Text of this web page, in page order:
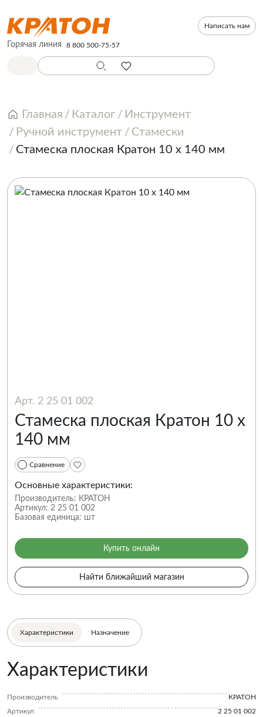
Написать нам
Горячая линия 8 800 500-75-57
Главная Каталог
Инструмент
Ручной инструмент
Стамески
Стамеска плоская Кратон 10 х 140 мм
Арт. 2 25 01 002
Стамеска плоская Кратон 10 х
140 мм
Сравнение
Основные характеристики:
Производитель: КРАТОН
Артикул: 2 25 01 002
Базовая единица: шт
Купить онлайн
Найти ближайший магазин
Характеристики Назначение
Характеристики
Производитель
КРАТОН
Артикул
2 25 01 002